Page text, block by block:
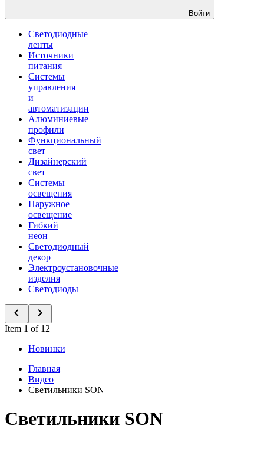
Войти
Светодиодные
ленты
Источники
питания
Системы
управления
и
автоматизации
Алюминиевые
профили
Функциональный
свет
Дизайнерский
свет
Системы
освещения
Наружное
освещение
Гибкий
неон
Светодиодный
декор
Электроустановочные
изделия
Светодиоды
Item 1 of 12
Новинки
Главная
Видео
Светильники SON
Светильники SON